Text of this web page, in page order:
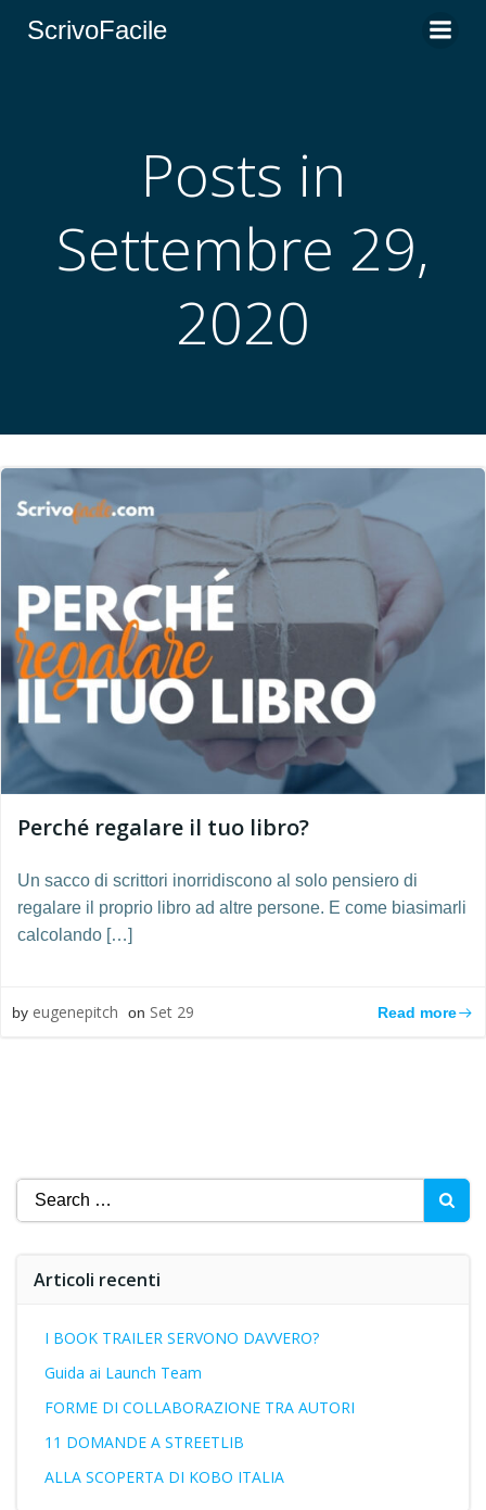
ScrivoFacile
Posts in
Settembre 29,
2020
Perché regalare il tuo libro?
Un sacco di scrittori inorridiscono al solo pensiero di
regalare il proprio libro ad altre persone. E come biasimarli
calcolando […]
by eugenepitch on Set 29 Read more
Search
Articoli recenti
I BOOK TRAILER SERVONO DAVVERO?
Guida ai Launch Team
FORME DI COLLABORAZIONE TRA AUTORI
11 DOMANDE A STREETLIB
ALLA SCOPERTA DI KOBO ITALIA